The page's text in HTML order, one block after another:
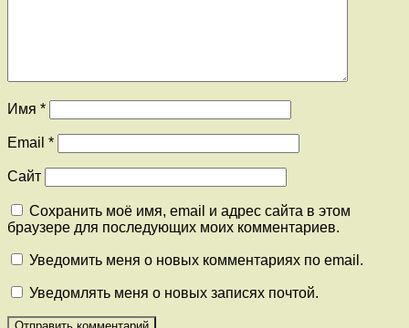
Имя *
Email *
Сайт
Сохранить моё имя, email и адрес сайта в этом
браузере для последующих моих комментариев.
Уведомить меня о новых комментариях по email.
Уведомлять меня о новых записях почтой.